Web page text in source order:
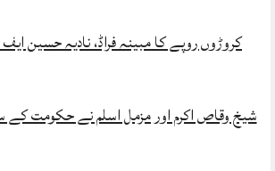
کروڑوں روپے کا مبینہ فراڈ، نادیہ حسین
شیخ وقاص اکرم اور مزمل اسلم نے حکومت کے